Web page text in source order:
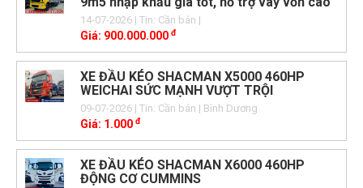
14-07-2026| Tin: Cần bán |
Giá: 900.000.000 đ
XE ĐẦU KÉO SHACMAN X5000 460HP
WEICHAI SỨC MẠNH VƯỢT TRỘI
09-07-2026| Tin: Cần bán | Bình Dương
Giá: 1.000 đ
XE ĐẦU KÉO SHACMAN X6000 460HP
ĐỘNG CƠ CUMMINS